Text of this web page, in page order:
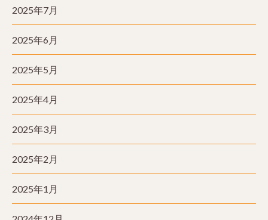
2025年7月
2025年6月
2025年5月
2025年4月
2025年3月
2025年2月
2025年1月